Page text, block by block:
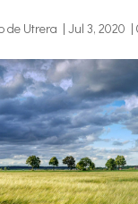
de Utrera | Jul 3, 2020 |